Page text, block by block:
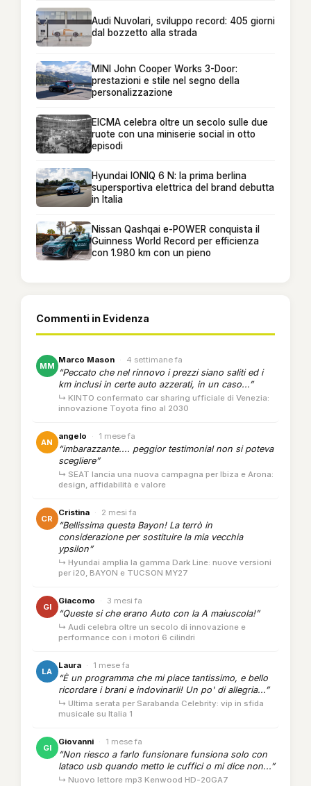
Audi Nuvolari, sviluppo record: 405 giorni
dal bozzetto alla strada
MINI John Cooper Works 3-Door:
prestazioni e stile nel segno della
personalizzazione
EICMA celebra oltre un secolo sulle due
ruote con una miniserie social in otto
episodi
Hyundai IONIQ 6 N: la prima berlina
supersportiva elettrica del brand debutta
in Italia
Nissan Qashqai e-POWER conquista il
Guinness World Record per efficienza
con 1.980 km con un pieno
Commenti in Evidenza
MM
Marco Mason · 4 settimane fa
“Peccato che nel rinnovo i prezzi siano saliti ed i
km inclusi in certe auto azzerati, in un caso...”
↳ KINTO confermato car sharing ufficiale di Venezia:
innovazione Toyota fino al 2030
AN
angelo · 1 mese fa
“imbarazzante.... peggior testimonial non si poteva
scegliere”
↳ SEAT lancia una nuova campagna per Ibiza e Arona:
design, affidabilità e valore
CR
Cristina · 2 mesi fa
“Bellissima questa Bayon! La terrò in
considerazione per sostituire la mia vecchia
ypsilon”
↳ Hyundai amplia la gamma Dark Line: nuove versioni
per i20, BAYON e TUCSON MY27
GI
Giacomo · 3 mesi fa
“Queste si che erano Auto con la A maiuscola!”
↳ Audi celebra oltre un secolo di innovazione e
performance con i motori 6 cilindri
LA
Laura · 1 mese fa
“È un programma che mi piace tantissimo, e bello
ricordare i brani e indovinarli! Un po' di allegria...”
↳ Ultima serata per Sarabanda Celebrity: vip in sfida
musicale su Italia 1
GI
Giovanni · 1 mese fa
“Non riesco a farlo funsionare funsiona solo con
lataco usb quando metto le cuffici o mi dice non...”
↳ Nuovo lettore mp3 Kenwood HD-20GA7